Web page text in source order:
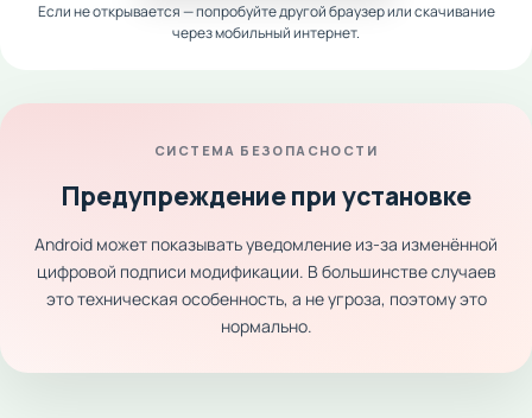
Если не открывается — попробуйте другой браузер или скачивание
через мобильный интернет.
СИСТЕМА БЕЗОПАСНОСТИ
Предупреждение при установке
Android может показывать уведомление из-за изменённой
цифровой подписи модификации. В большинстве случаев
это техническая особенность, а не угроза, поэтому это
нормально.